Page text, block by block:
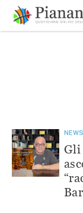
contenuto
NEWS
Gli